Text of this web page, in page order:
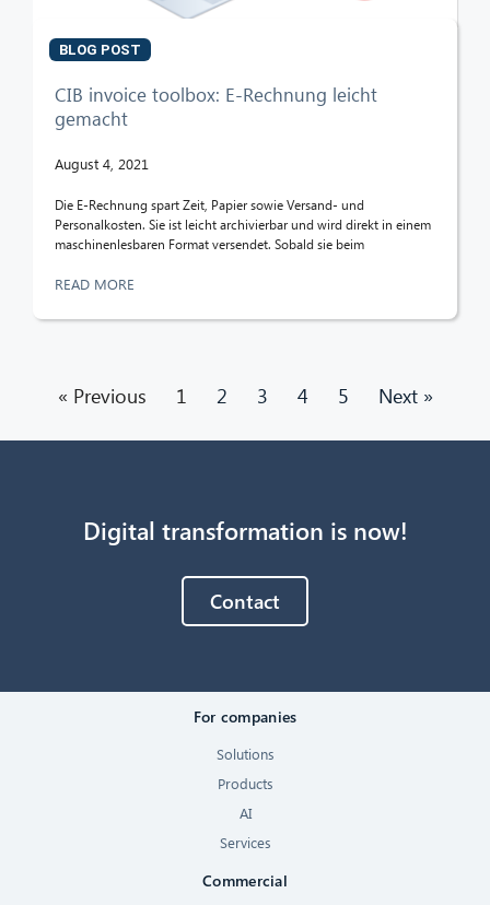
BLOG POST
CIB invoice toolbox: E-Rechnung leicht
gemacht
August 4, 2021
Die E-Rechnung spart Zeit, Papier sowie Versand- und
Personalkosten. Sie ist leicht archivierbar und wird direkt in einem
maschinenlesbaren Format versendet. Sobald sie beim
READ MORE
« Previous 1 2 3 4 5 Next »
Digital transformation is now!
Contact
For companies
Solutions
Products
AI
Services
Commercial